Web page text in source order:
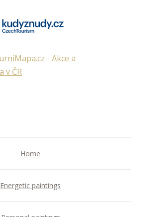
Home
Energetic paintings